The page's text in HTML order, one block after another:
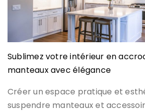
Sublimez votre intérieur en
manteaux avec élégance
Créer un espace pratique et
suspendre manteaux et